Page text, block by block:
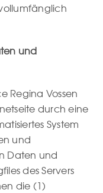
und
Regina Vossen
durch eine
System
und
Daten und
des Servers
die (1)